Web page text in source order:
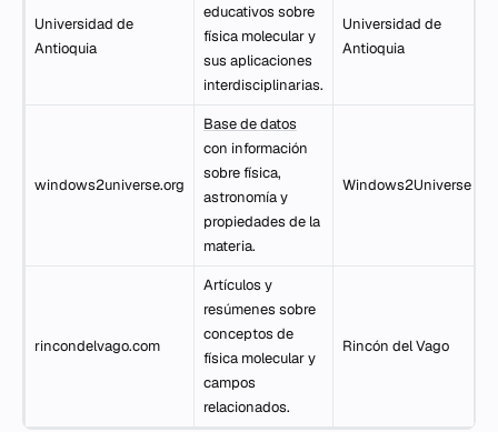
Universidad de
Antioquia
educativos sobre
física molecular y
sus aplicaciones
interdisciplinarias.
Universidad de
Antioquia
windows2universe.org
Base de datos
con información
sobre física,
astronomía y
propiedades de la
materia.
Windows2Universe
rincondelvago.com
Artículos y
resúmenes sobre
conceptos de
física molecular y
campos
relacionados.
Rincón del Vago